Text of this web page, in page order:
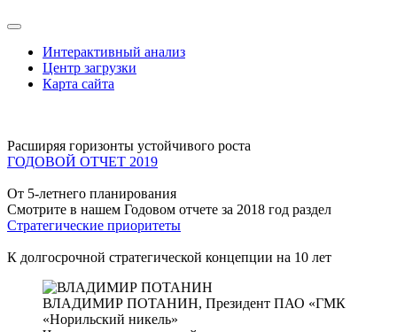
Интерактивный анализ
Центр загрузки
Карта сайта
Расширяя горизонты устойчивого роста
ГОДОВОЙ ОТЧЕТ 2019
От 5-летнего планирования
Смотрите в нашем Годовом отчете за 2018 год раздел
Стратегические приоритеты
К долгосрочной стратегической концепции на 10 лет
ВЛАДИМИР ПОТАНИН, Президент ПАО «ГМК
«Норильский никель»